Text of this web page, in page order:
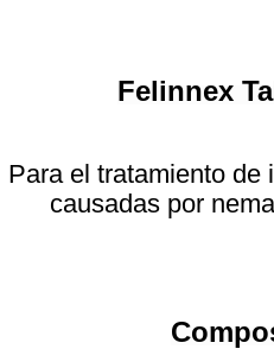
Felinnex
Para el tratamiento de
causadas por